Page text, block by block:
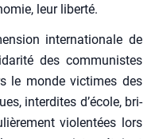
leur liber­té.
inter­na­tio­nale de
des com­mu­nistes
le monde vic­times des
inter­dites d’école, bri­
vio­len­tées lors